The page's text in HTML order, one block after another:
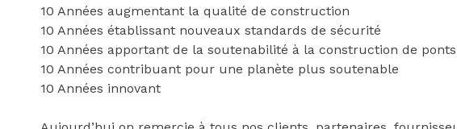
10 Années augmentant la qualité de construction
10 Années établissant nouveaux standards de sécurité
10 Années apportant de la soutenabilité à la construction de ponts
10 Années contribuant pour une planète plus soutenable
10 Années innovant